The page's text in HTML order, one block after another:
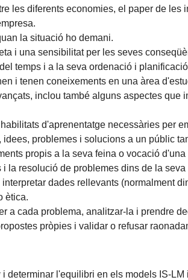
les diferents economies, el paper de
la situació ho demani.
i una sensibilitat per les seves
temps i a la seva ordenació i
i tenen coneixements en una àrea
inclou també alguns aspectes
d'aprenentatge necessàries per
problemes i solucions a un públic
propis a la seva feina o vocació
la resolució de problemes dins de la seva
dades rellevants (normalment
ètica.
a cada problema, analitzar-la i prendre
pròpies i validar o refusar
determinar l'equilibri en els models IS-